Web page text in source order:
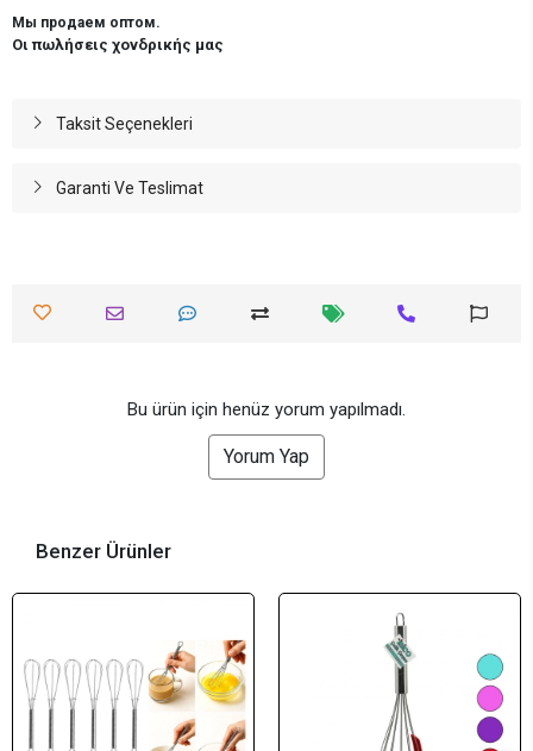
Мы продаем оптом.
Οι πωλήσεις χονδρικής μας
Taksit Seçenekleri
Garanti Ve Teslimat
Bu ürün için henüz yorum yapılmadı.
Yorum Yap
Benzer Ürünler